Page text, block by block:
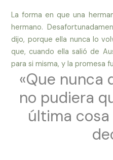
La forma en que una
hermano.
dijo, porque ella nunca lo
que, cuando ella salió de
para si misma, y la promesa
«Que nunca
no pudiera
última